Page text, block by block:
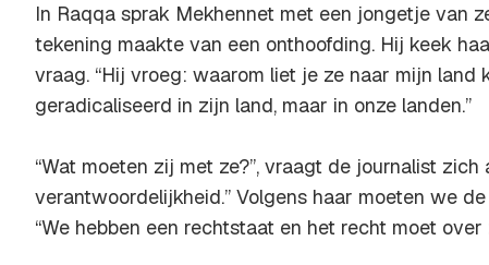
In Raqqa sprak Mekhennet met een jongetje van
tekening maakte van een onthoofding. Hij keek
vraag. “Hij vroeg: waarom liet je ze naar mijn land
geradicaliseerd in zijn land, maar in onze landen.”
“Wat moeten zij met ze?”, vraagt de journalist zich
verantwoordelijkheid.” Volgens haar moeten we
“We hebben een rechtstaat en het recht moet over